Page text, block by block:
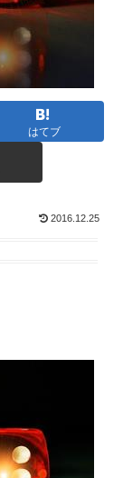
はてブ
2016.12.25